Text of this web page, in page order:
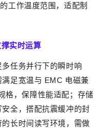
工作温度范围，适配制
实时运算
任务并行下的瞬时响
足宽温与 EMC 电磁兼
格，保障性能适配；存储
全，搭配抗震缓冲的封
长时间读写环境，需做